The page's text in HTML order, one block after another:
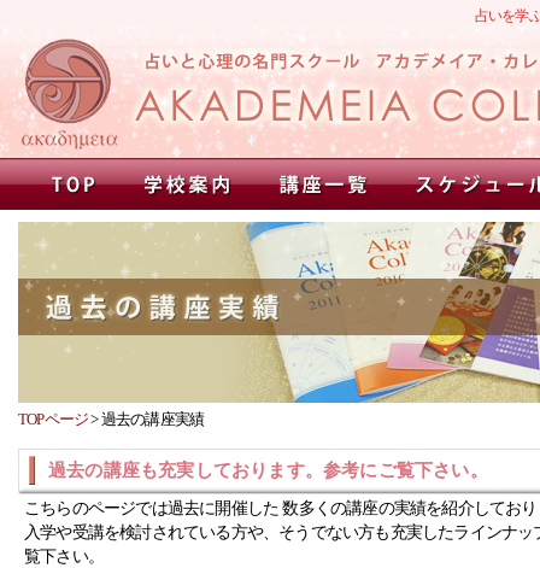
占いを学
TOPページ>過去の講座実績
過去の講座も充実しております。参考にご覧下さい。
こちらのページでは過去に開催した 数多くの講座の実績を紹介してお
入学や受講を検討されている方や、そうでない方も充実したラインナッ
覧下さい。